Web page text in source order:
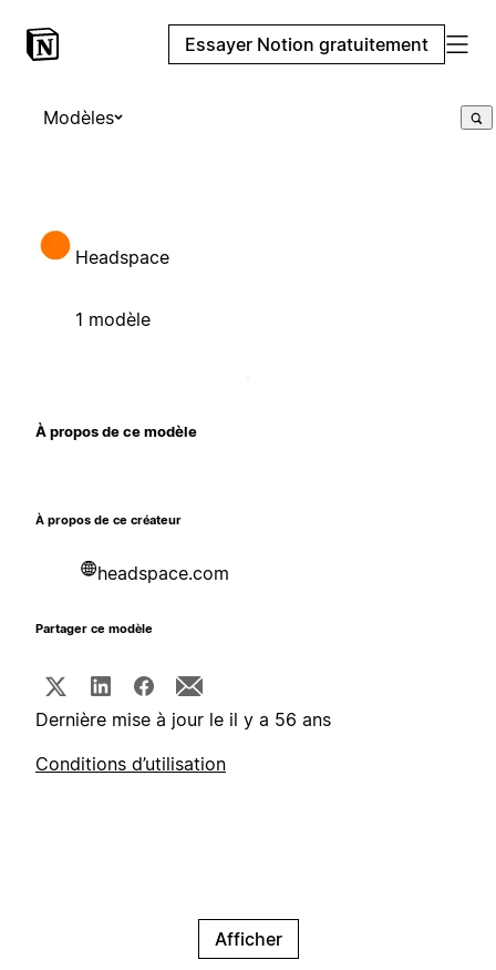
Essayer Notion gratuitement
Modèles
Headspace
1 modèle
À propos de ce modèle
À propos de ce créateur
headspace.com
Partager ce modèle
Dernière mise à jour le il y a 56 ans
Conditions d’utilisation
Afficher